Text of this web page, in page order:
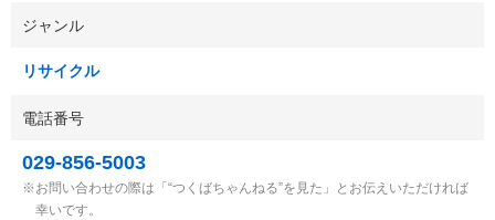
ジャンル
リサイクル
電話番号
029-856-5003
お問い合わせの際は「“つくばちゃんねる”を見た」とお伝えいただければ
幸いです。